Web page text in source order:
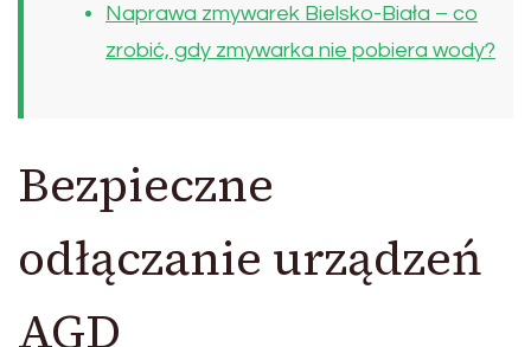
Naprawa zmywarek Bielsko-Biała – co
zrobić, gdy zmywarka nie pobiera wody?
Bezpieczne
odłączanie urządzeń
AGD